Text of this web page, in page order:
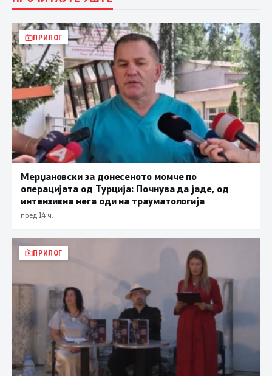
ПРИЛОГ
Мерџановски за донесеното момче по
операцијата од Турција: Почнува да јаде, од
интензивна нега оди на трауматологија
пред 14 ч.
ПРИЛОГ